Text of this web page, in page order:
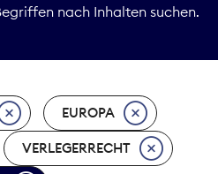
nach Inhalten suchen.
EUROPA
VERLEGERRECHT